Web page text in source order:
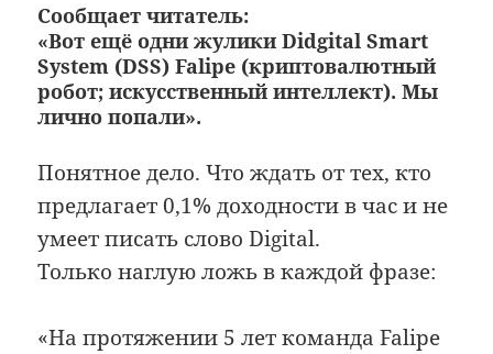
Сообщает читатель:
«Вот ещё одни жулики Didgital Smart
System (DSS) Falipe (криптовалютный
робот; искусственный интеллект). Мы
лично попали».
Понятное дело. Что ждать от тех, кто
предлагает 0,1% доходности в час и не
умеет писать слово Digital.
Только наглую ложь в каждой фразе:
«На протяжении 5 лет команда Falipe